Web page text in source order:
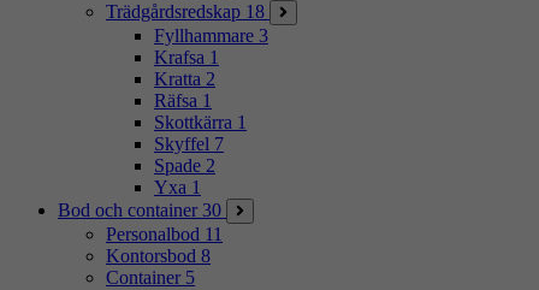
Trädgårdsredskap 18
Fyllhammare 3
Krafsa 1
Kratta 2
Räfsa 1
Skottkärra 1
Skyffel 7
Spade 2
Yxa 1
Bod och container 30
Personalbod 11
Kontorsbod 8
Container 5